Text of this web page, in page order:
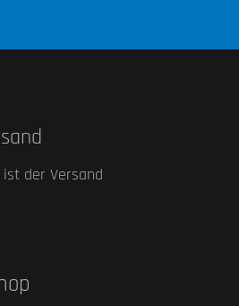
der Versand